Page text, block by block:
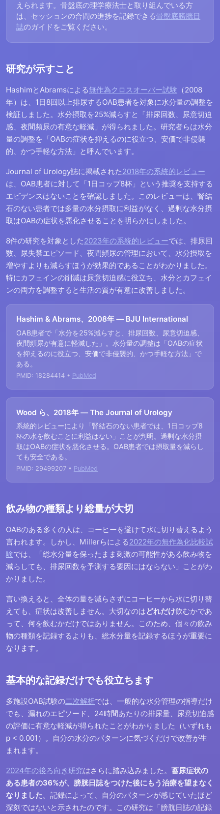
えられます。骨盤底の理学療法士と取り組んでいる方
は、セッションの合間の進捗を記録できる骨盤底膀胱日
誌のガイドをご覧ください。
研究が示すこと
HashimとAbramsによる無作為クロスオーバー試験 （2008
年）は、1日8回以上排尿するOAB患者を対象に水分量の調整を
検証しました。水分摂取を25%減らすと「排尿回数、尿意切迫
感、夜間頻尿の有意な軽減」が得られました。研究者らは水分
量の調整を「OABの症状を抑えるのに役立つ、安価で非侵襲
的、かつ手軽な方法」と呼んでいます。
Journal of Urology誌に掲載された2018年の系統的レビュー
は、OAB患者に対して「1日コップ8杯」という推奨を支持する
エビデンスはないことを確認しました。このレビューは、腎結
石のない患者では多量の水分摂取に利益がなく、過剰な水分摂
取はOABの症状を悪化させることを明らかにしました。
8件の研究を対象とした2023年の系統的レビューでは、排尿回
数、尿失禁エピソード、夜間頻尿の管理において、水分摂取を
増やすよりも減らすほうが効果的であることがわかりました。
特にカフェインの削減は尿意切迫感に役立ち、水分とカフェイ
ンの両方を調整すると生活の質が有意に改善しました。
Hashim & Abrams、2008年 ― BJU International
OAB患者で「水分を25%減らすと、排尿回数、尿意切迫感、
夜間頻尿が有意に軽減した」。水分量の調整は「OABの症状
を抑えるのに役立つ、安価で非侵襲的、かつ手軽な方法」で
ある。
PMID: 18284414 • PubMed
Wood ら、2018年 ― The Journal of Urology
系統的レビューにより「腎結石のない患者では、1日コップ8
杯の水を飲むことに利益はない」ことが判明。過剰な水分摂
取はOABの症状を悪化させる。OAB患者では摂取量を減らし
ても安全である。
PMID: 29499207 • PubMed
飲み物の種類より総量が大切
OABのある多くの人は、コーヒーを避けて水に切り替えるよう
言われます。しかし、Millerらによる2022年の無作為化比較試
験では、「総水分量を保ったまま刺激の可能性がある飲み物を
減らしても、排尿回数を予測する要因にはならない」ことがわ
かりました。
言い換えると、全体の量を減らさずにコーヒーから水に切り替
えても、症状は改善しません。大切なのはどれだけ飲むかであ
って、何を飲むかだけではありません。このため、個々の飲み
物の種類を記録するよりも、総水分量を記録するほうが重要に
なります。
基本的な記録だけでも役立ちます
多施設OAB試験の二次解析では、一般的な水分管理の指導だけ
でも、漏れのエピソード、24時間あたりの排尿量、尿意切迫感
の評価に有意な軽減が得られたことがわかりました（いずれも
p < 0.001）。自分の水分のパターンに気づくだけで改善が生
まれます。
2024年の後ろ向き研究はさらに踏み込みました。 蓄尿症状の
ある患者の36%が、膀胱日誌をつけた後にもう治療を望まなく
なりました。記録によって、自分のパターンが感じていたほど
深刻ではないと示されたのです。この研究は「膀胱日誌の記録